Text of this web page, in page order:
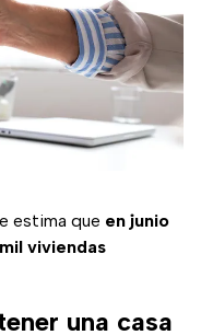
estima que en junio
viviendas
una casa